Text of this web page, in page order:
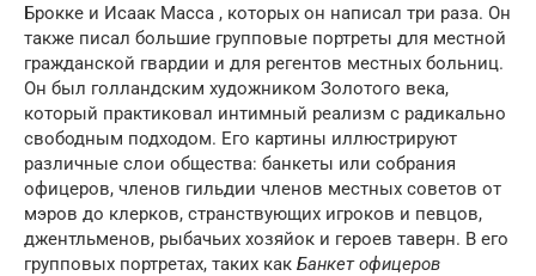
Брокке и Исаак Масса , которых он написал три раза. Он
также писал большие групповые портреты для местной
гражданской гвардии и для регентов местных больниц.
Он был голландским художником Золотого века,
который практиковал интимный реализм с радикально
свободным подходом. Его картины иллюстрируют
различные слои общества: банкеты или собрания
офицеров, членов гильдии членов местных советов от
мэров до клерков, странствующих игроков и певцов,
джентльменов, рыбачьих хозяйок и героев таверн. В его
групповых портретах, таких как Банкет офицеров